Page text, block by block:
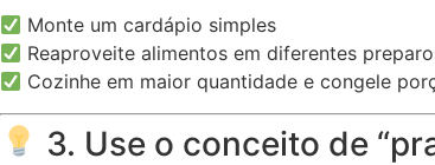
Monte um cardápio simples
Reaproveite alimentos em diferentes
Cozinhe em maior quantidade e congele
3. Use o conceito de